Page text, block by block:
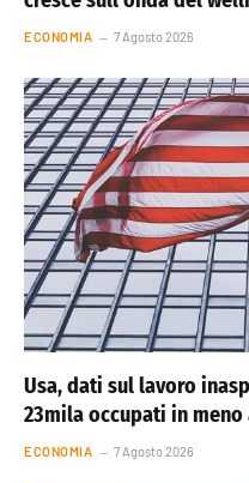
ECONOMIA 7 Agosto 2026
Usa, dati sul lavoro
23mila occupati in
ECONOMIA 7 Agosto 2026